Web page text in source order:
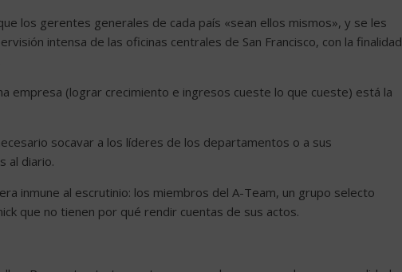
los gerentes generales de cada país «sean ellos mismos», y se les
intensa de las oficinas centrales de San Francisco, con la finalidad
empresa (lograr crecimiento e ingresos cueste lo que cueste) está la
socavar a los líderes de los departamentos o a sus
al diario.
inmune al escrutinio: los miembros del A-Team, un grupo selecto
que no tienen por qué rendir cuentas de sus actos.